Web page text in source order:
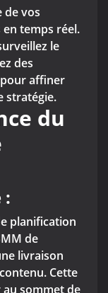
de vos
en temps réel.
le
des
affiner
stratégie.
du
:
planification
de
livraison
Cette
sommet de